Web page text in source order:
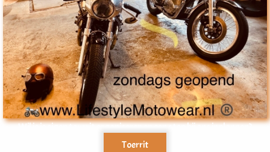
Wil je je eigen tourrit organiseren en een stop bij ons inplannen?
Toerrit